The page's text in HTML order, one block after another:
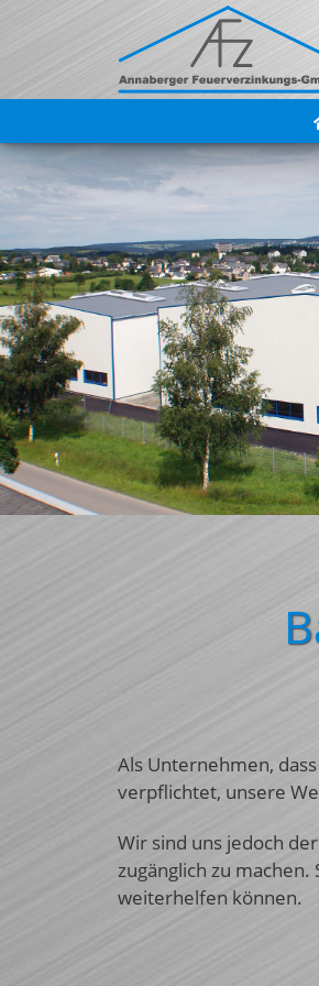
Als Unternehmen,
verpflichtet, unsere
Wir sind uns jedoch
zugänglich zu
weiterhelfen können.